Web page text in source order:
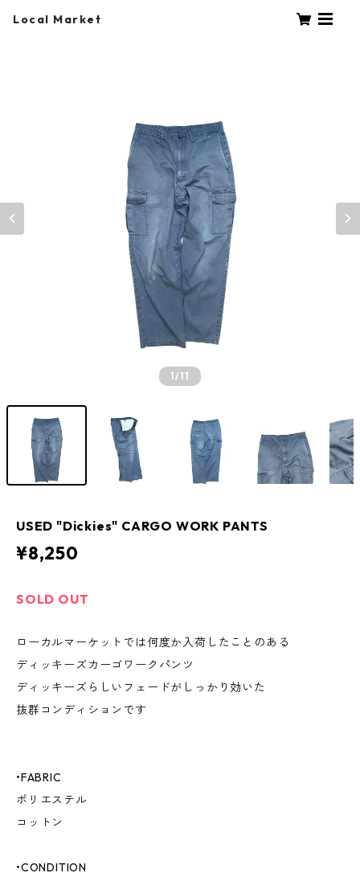
Local Market
1/11
USED "Dickies" CARGO WORK PANTS
¥8,250
SOLD OUT
ローカルマーケットでは何度か入荷したことのある
ディッキーズカーゴワークパンツ
ディッキーズらしいフェードがしっかり効いた
抜群コンディションです
•FABRIC
ポリエステル
コットン
•CONDITION